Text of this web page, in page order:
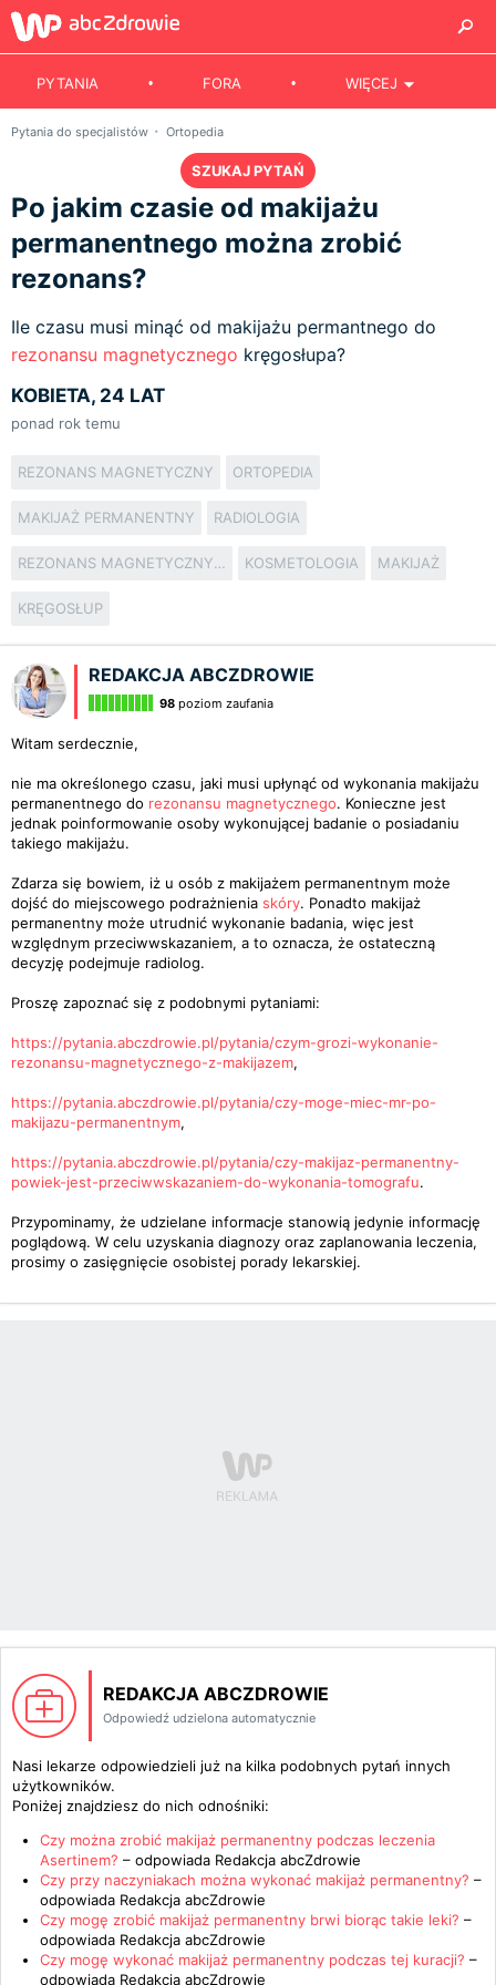
PYTANIA FORA WIĘCEJ
Pytania do specjalistów Ortopedia
SZUKAJ PYTAŃ
Po jakim czasie od makijażu
permanentnego można zrobić
rezonans?
Ile czasu musi minąć od makijażu permantnego do
rezonansu magnetycznego kręgosłupa?
KOBIETA, 24 LAT
ponad rok temu
REZONANS MAGNETYCZNY ORTOPEDIA
MAKIJAŻ PERMANENTNY RADIOLOGIA
REZONANS MAGNETYCZNY KRĘGOSŁUPA KOSMETOLOGIA MAKIJAŻ
KRĘGOSŁUP
REDAKCJA ABCZDROWIE
98 poziom zaufania
Witam serdecznie,
nie ma określonego czasu, jaki musi upłynąć od wykonania makijażu
permanentnego do rezonansu magnetycznego. Konieczne jest
jednak poinformowanie osoby wykonującej badanie o posiadaniu
takiego makijażu.
Zdarza się bowiem, iż u osób z makijażem permanentnym może
dojść do miejscowego podrażnienia skóry. Ponadto makijaż
permanentny może utrudnić wykonanie badania, więc jest
względnym przeciwwskazaniem, a to oznacza, że ostateczną
decyzję podejmuje radiolog.
Proszę zapoznać się z podobnymi pytaniami:
https://pytania.abczdrowie.pl/pytania/czym-grozi-wykonanie-
rezonansu-magnetycznego-z-makijazem,
https://pytania.abczdrowie.pl/pytania/czy-moge-miec-mr-po-
makijazu-permanentnym,
https://pytania.abczdrowie.pl/pytania/czy-makijaz-permanentny-
powiek-jest-przeciwwskazaniem-do-wykonania-tomografu.
Przypominamy, że udzielane informacje stanowią jedynie informację
poglądową. W celu uzyskania diagnozy oraz zaplanowania leczenia,
prosimy o zasięgnięcie osobistej porady lekarskiej.
REDAKCJA ABCZDROWIE
Odpowiedź udzielona automatycznie
Nasi lekarze odpowiedzieli już na kilka podobnych pytań innych
użytkowników.
Poniżej znajdziesz do nich odnośniki:
Czy można zrobić makijaż permanentny podczas leczenia
Asertinem? – odpowiada Redakcja abcZdrowie
Czy przy naczyniakach można wykonać makijaż permanentny? –
odpowiada Redakcja abcZdrowie
Czy mogę zrobić makijaż permanentny brwi biorąc takie leki? –
odpowiada Redakcja abcZdrowie
Czy mogę wykonać makijaż permanentny podczas tej kuracji? –
odpowiada Redakcja abcZdrowie